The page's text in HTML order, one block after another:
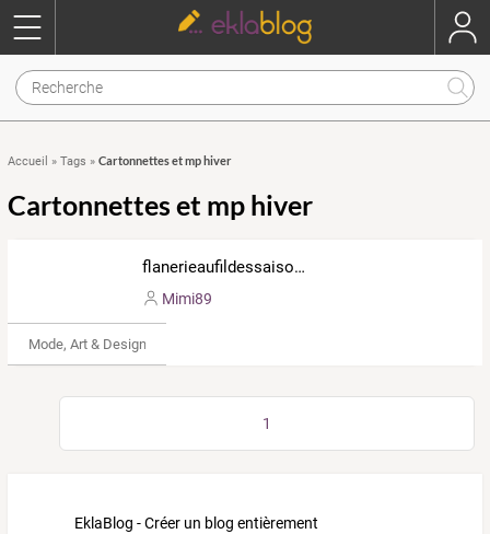
Accueil » Tags » Cartonnettes et mp hiver
Cartonnettes et mp hiver
flanerieaufildessaisons.eklablog.com
Mimi89
Mode, Art & Design
1
EklaBlog - Créer un blog entièrement